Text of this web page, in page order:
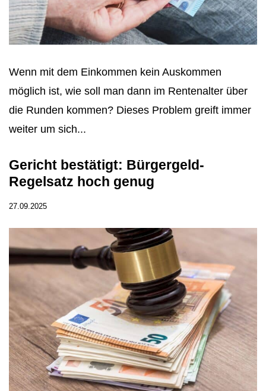
Wenn mit dem Einkommen kein Auskommen
möglich ist, wie soll man dann im Rentenalter über
die Runden kommen? Dieses Problem greift immer
weiter um sich...
Gericht bestätigt: Bürgergeld-
Regelsatz hoch genug
27.09.2025